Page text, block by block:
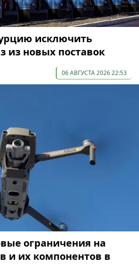
исключить
из новых поставок
06 АВГУСТА 2026 22:53
ограничения на
и их компонентов в